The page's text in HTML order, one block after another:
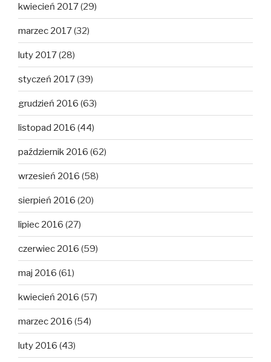
kwiecień 2017(29)
marzec 2017(32)
luty 2017(28)
styczeń 2017(39)
grudzień 2016 (63)
listopad 2016 (44)
październik 2016 (62)
wrzesień 2016 (58)
sierpień 2016 (20)
lipiec 2016 (27)
czerwiec 2016 (59)
maj 2016 (61)
kwiecień 2016 (57)
marzec 2016 (54)
luty 2016 (43)